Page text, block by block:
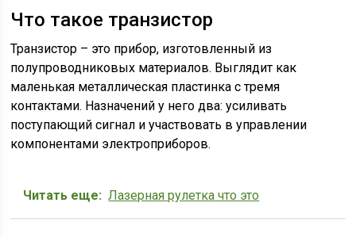
Что такое транзистор
Транзистор – это прибор, изготовленный из
полупроводниковых материалов. Выглядит как
маленькая металлическая пластинка с тремя
контактами. Назначений у него два: усиливать
поступающий сигнал и участвовать в управлении
компонентами электроприборов.
Читать еще: Лазерная рулетка что это